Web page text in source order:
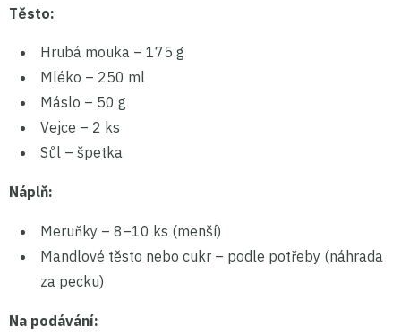
Těsto:
Hrubá mouka – 175 g
Mléko – 250 ml
Máslo – 50 g
Vejce – 2 ks
Sůl – špetka
Náplň:
Meruňky – 8–10 ks (menší)
Mandlové těsto nebo cukr – podle potřeby (náhrada
za pecku)
Na podávání: